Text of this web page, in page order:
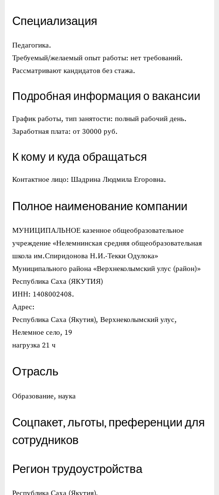
Специализация
Педагогика.
Требуемый/желаемый опыт работы: нет требований.
Рассматривают кандидатов без стажа.
Подробная информация о вакансии
График работы, тип занятости: полный рабочий день.
Заработная плата: от 30000 руб.
К кому и куда обращаться
Контактное лицо: Шадрина Людмила Егоровна.
Полное наименование компании
МУНИЦИПАЛЬНОЕ казенное общеобразовательное
учреждение «Нелемнинская средняя общеобразовательная
школа им.Спиридонова Н.И.-Текки Одулока»
Муниципального района «Верхнеколымский улус (район)»
Республика Саха (ЯКУТИЯ)
ИНН: 1408002408.
Адрес:
Республика Саха (Якутия), Верхнеколымский улус,
Нелемное село, 19
нагрузка 21 ч
Отрасль
Образование, наука
Соцпакет, льготы, преференции для
сотрудников
Регион трудоустройства